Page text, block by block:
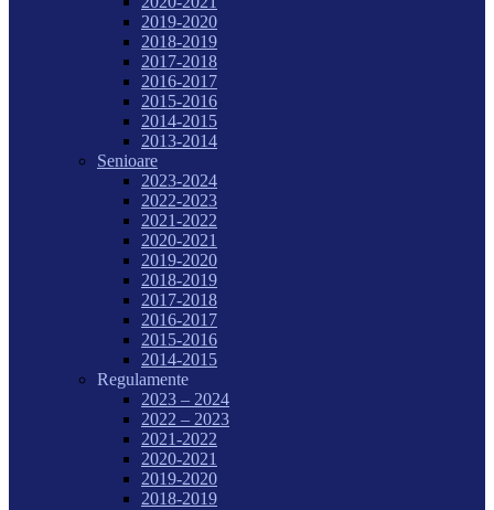
2019-2020
2018-2019
2017-2018
2016-2017
2015-2016
2014-2015
2013-2014
Senioare
2023-2024
2022-2023
2021-2022
2020-2021
2019-2020
2018-2019
2017-2018
2016-2017
2015-2016
2014-2015
Regulamente
2023 – 2024
2022 – 2023
2021-2022
2020-2021
2019-2020
2018-2019